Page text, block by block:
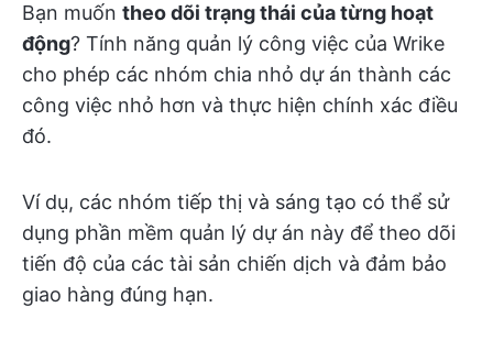
Bạn muốn theo dõi trạng thái của từng hoạt
động? Tính năng quản lý công việc của Wrike
cho phép các nhóm chia nhỏ dự án thành các
công việc nhỏ hơn và thực hiện chính xác điều
đó.
Ví dụ, các nhóm tiếp thị và sáng tạo có thể sử
dụng phần mềm quản lý dự án này để theo dõi
tiến độ của các tài sản chiến dịch và đảm bảo
giao hàng đúng hạn.